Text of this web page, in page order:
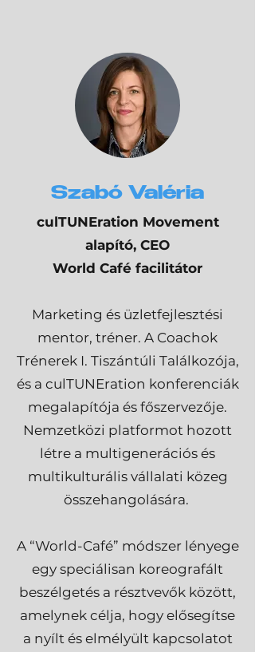
Szabó Valéria
culTUNEration Movement
alapító, CEO
World Café facilitátor
Marketing és üzletfejlesztési
mentor, tréner. A Coachok
Trénerek I. Tiszántúli Találkozója,
és a culTUNEration konferenciák
megalapítója és főszervezője.
Nemzetközi platformot hozott
létre a multigenerációs és
multikulturális vállalati közeg
összehangolására. ​
A “World-Café” módszer lényege
egy speciálisan koreografált
beszélgetés a résztvevők között,
amelynek célja, hogy elősegítse
a nyílt és elmélyült kapcsolatot